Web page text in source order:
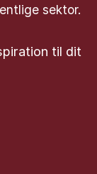
sektor.
til dit